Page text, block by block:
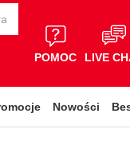
POMOC LIVE
Nowości